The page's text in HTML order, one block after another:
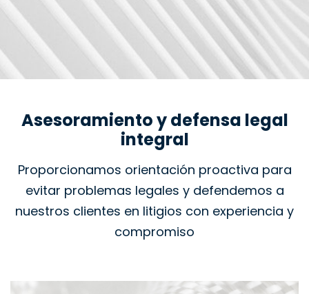
Asesoramiento y defensa legal
integral
Proporcionamos orientación proactiva para
evitar problemas legales y defendemos a
nuestros clientes en litigios con experiencia y
compromiso